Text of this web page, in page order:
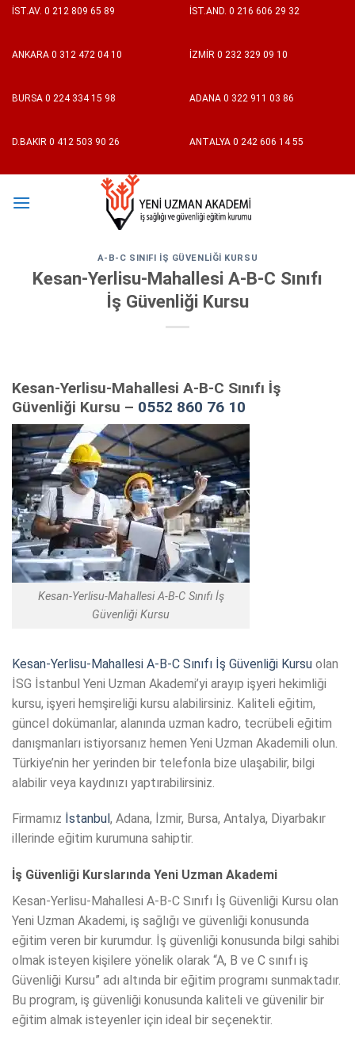
Skip
content
İST.AV. 0 212 809 65 89 İST.AND. 0 216 606 29 32
ANKARA 0 312 472 04 10 İZMİR 0 232 329 09 10
BURSA 0 224 334 15 98 ADANA 0 322 911 03 86
D.BAKIR 0 412 503 90 26 ANTALYA 0 242 606 14 55
A-B-C SINIFI İŞ GÜVENLIĞI KURSU
Kesan-Yerlisu-Mahallesi A-B-C Sınıfı
İş Güvenliği Kursu
Kesan-Yerlisu-Mahallesi A-B-C Sınıfı İş
Güvenliği Kursu – 0552 860 76 10
Kesan-Yerlisu-Mahallesi A-B-C Sınıfı İş
Güvenliği Kursu
Kesan-Yerlisu-Mahallesi A-B-C Sınıfı İş Güvenliği Kursu olan
İSG İstanbul Yeni Uzman Akademi’yi arayıp işyeri hekimliği
kursu, işyeri hemşireliği kursu alabilirsiniz. Kaliteli eğitim,
güncel dokümanlar, alanında uzman kadro, tecrübeli eğitim
danışmanları istiyorsanız hemen Yeni Uzman Akademili olun.
Türkiye’nin her yerinden bir telefonla bize ulaşabilir, bilgi
alabilir veya kaydınızı yaptırabilirsiniz.
Firmamız İstanbul , Adana, İzmir, Bursa, Antalya, Diyarbakır
illerinde eğitim kurumuna sahiptir.
İş Güvenliği Kurslarında Yeni Uzman Akademi
Kesan-Yerlisu-Mahallesi A-B-C Sınıfı İş Güvenliği Kursu olan
Yeni Uzman Akademi, iş sağlığı ve güvenliği konusunda
eğitim veren bir kurumdur. İş güvenliği konusunda bilgi sahibi
olmak isteyen kişilere yönelik olarak “A, B ve C sınıfı iş
Güvenliği Kursu” adı altında bir eğitim programı sunmaktadır.
Bu program, iş güvenliği konusunda kaliteli ve güvenilir bir
eğitim almak isteyenler için ideal bir seçenektir.